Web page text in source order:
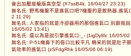
會出加壓座艙版高空型 (X7ssB4k. 16/04/27 23:23)
無名氏: 野馬機腹不是進氣口吧?機腹的是散熱器,進
2 11:29)
無名氏: 人家指的就是冷卻器用的那個進氣口 別跟我
16/05/02 13:41)
無名氏: 還以為是說引擎進氣口-_- (1igDy8lc 16/05/
無名氏: P-51機鼻下的唇口比較平凡 精采的就是肚子
氣效率的進氣口 (zSFdgRhk 16/05/06 06:19)